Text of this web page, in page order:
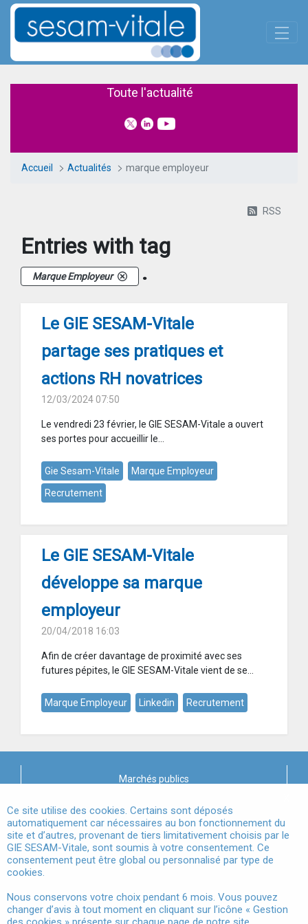
Skip to Main Content
Toute l'actualité
Accueil Actualités marque employeur
RSS
Entries with tag
Marque Employeur .
Le GIE SESAM-Vitale
partage ses pratiques et
actions RH novatrices
12/03/2024 07:50
Le vendredi 23 février, le GIE SESAM-Vitale a ouvert
ses portes pour accueillir le...
Gie Sesam-Vitale
Marque Employeur
Recrutement
Le GIE SESAM-Vitale
développe sa marque
employeur
20/04/2018 16:03
Afin de créer davantage de proximité avec ses
futures pépites, le GIE SESAM-Vitale vient de se...
Marque Employeur Linkedin Recrutement
Marchés publics
Mentions légales
Conditions Générales d'Utilisation
Données à Caractère Personnel
Accessibilité
Gestion des cookies
Panneau de gestion des cookies
Ce site utilise des cookies. Certains sont déposés
automatiquement car nécessaires au bon fonctionnement du
site et d’autres, provenant de tiers limitativement choisis par le
GIE SESAM-Vitale, sont soumis à votre consentement. Ce
consentement peut être global ou personnalisé par type de
cookies.
Nous conservons votre choix pendant 6 mois. Vous pouvez
changer d’avis à tout moment en cliquant sur l’icône « Gestion